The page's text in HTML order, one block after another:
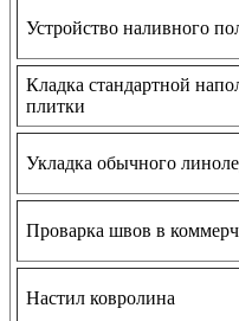
Устройство наливного
Кладка стандартной
плитки
Укладка обычного
Проварка швов в
Настил ковролина